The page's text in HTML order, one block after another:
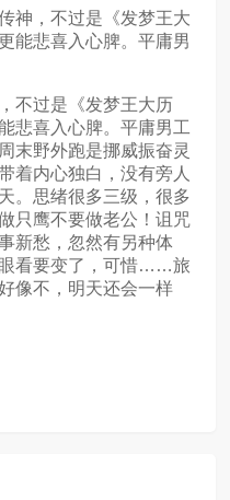
，不过是《发梦王大
能悲喜入心脾。平庸男
过是《发梦王大历
悲喜入心脾。平庸男工
末野外跑是挪威振奋灵
着内心独白，没有旁人
。思绪很多三级，很多
只鹰不要做老公！诅咒
新愁，忽然有另种体
看要变了，可惜……旅
像不，明天还会一样